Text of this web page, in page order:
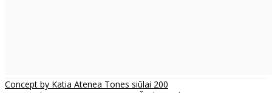
Concept by Katia Atenea Tones siūlai 200